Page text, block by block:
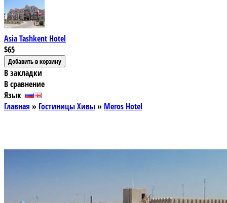
Asia Tashkent Hotel
$65
В закладки
В сравнение
Язык
Главная » Гостиницы Хивы» Meros Hotel